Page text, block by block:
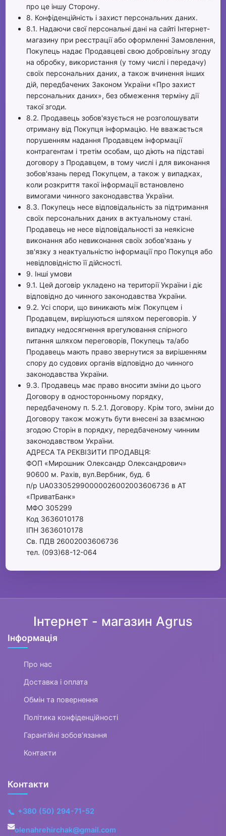
про це іншу Сторону.
8. Конфіденційність і захист персональних даних.
8.1. Надаючи свої персональні дані на сайті Інтернет-
магазину при реєстрації або оформленні Замовлення,
Покупець надає Продавцеві свою добровільну згоду
на обробку, використання (у тому числі і передачу)
своїх персональних даних, а також вчинення інших
дій, передбачених Законом України «Про захист
персональних даних», без обмеження терміну дії
такої згоди.
8.2. Продавець зобов'язується не розголошувати
отриману від Покупця інформацію. Не вважається
порушенням надання Продавцем інформації
контрагентам і третім особам, що діють на підставі
договору з Продавцем, в тому числі і для виконання
зобов'язань перед Покупцем, а також у випадках,
коли розкриття такої інформації встановлено
вимогами чинного законодавства України.
8.3. Покупець несе відповідальність за підтримання
своїх персональних даних в актуальному стані.
Продавець не несе відповідальності за неякісне
виконання або невиконання своїх зобов'язань у
зв'язку з неактуальністю інформації про Покупця або
невідповідністю її дійсності.
9. Інші умови
9.1. Цей договір укладено на території України і діє
відповідно до чинного законодавства України.
9.2. Усі спори, що виникають між Покупцем і
Продавцем, вирішуються шляхом переговорів. У
випадку недосягнення врегулювання спірного
питання шляхом переговорів, Покупець та/або
Продавець мають право звернутися за вирішенням
спору до судових органів відповідно до чинного
законодавства України.
9.3. Продавець має право вносити зміни до цього
Договору в односторонньому порядку,
передбаченому п. 5.2.1. Договору. Крім того, зміни до
Договору також можуть бути внесені за взаємною
згодою Сторін в порядку, передбаченому чинним
законодавством України.
АДРЕСА ТА РЕКВІЗИТИ ПРОДАВЦЯ:
ФОП «Мирошник Олександр Олександрович»
90600 м. Рахів, вул.Вербник, буд. 6
п/р UA033052990000026002003606736 в АТ
«ПриватБанк»
МФО 305299
Код 3636010178
ІПН 3636010178
Св. ПДВ 26002003606736
тел. (093)68-12-064
Інтернет - магазин Agrus
Інформація
Про нас
Доставка і оплата
Обмін та повернення
Політика конфіденційності
Гарантійні зобов'язання
Контакти
Контакти
📞 +380 (50) 294-71-52
olenahrehirchak@gmail.com